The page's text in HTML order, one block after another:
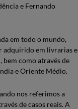
e Fernando
em todo o mundo,
adquirido em livrarias e
como através de
e Oriente Médio.
nos referimos a
de casos reais. A